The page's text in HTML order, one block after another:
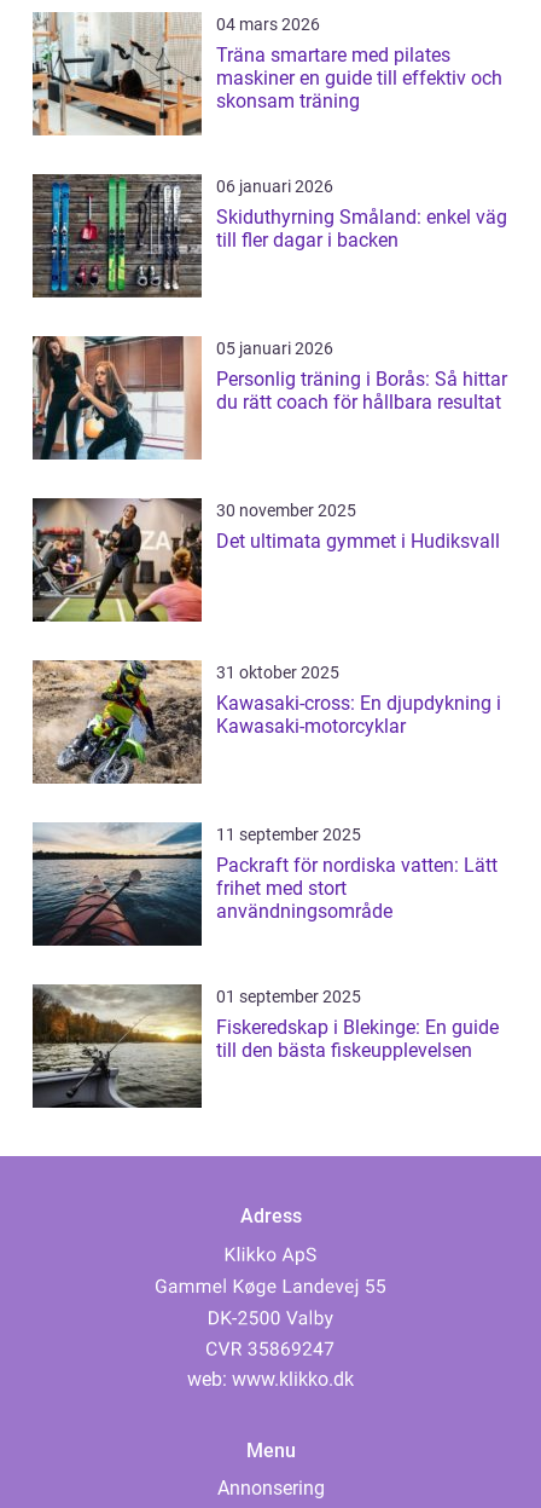
04 mars 2026
Träna smartare med pilates
maskiner en guide till effektiv och
skonsam träning
06 januari 2026
Skiduthyrning Småland: enkel väg
till fler dagar i backen
05 januari 2026
Personlig träning i Borås: Så hittar
du rätt coach för hållbara resultat
30 november 2025
Det ultimata gymmet i Hudiksvall
31 oktober 2025
Kawasaki-cross: En djupdykning i
Kawasaki-motorcyklar
11 september 2025
Packraft för nordiska vatten: Lätt
frihet med stort
användningsområde
01 september 2025
Fiskeredskap i Blekinge: En guide
till den bästa fiskeupplevelsen
Adress
web: www.klikko.dk
Menu
Annonsering